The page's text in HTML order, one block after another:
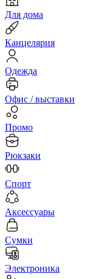
Для дома
Канцелярия
Одежда
Офис / выставки
Промо
Рюкзаки
Спорт
Аксессуары
Сумки
Электроника